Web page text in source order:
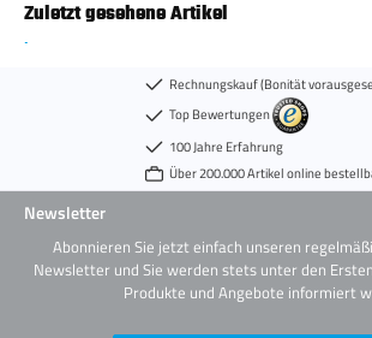
Zuletzt gesehene Artikel
Rechnungskauf (Bonität
Top Bewertungen
100 Jahre Erfahrung
Über 200.000 Artikel online
Newsletter
Abonnieren Sie jetzt einfach unseren
Newsletter und Sie werden stets unter den
Produkte und Angebote informiert